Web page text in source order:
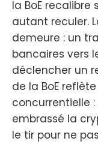
la BoE recalibre
autant reculer.
demeure : un
bancaires vers
déclencher un
de la BoE
concurrentielle
embrassé la
le tir pour ne